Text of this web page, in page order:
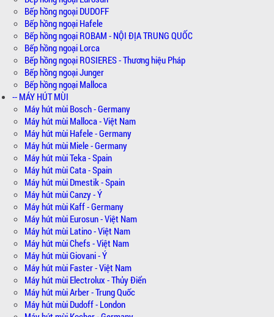
Bếp hồng ngoại DUDOFF
Bếp hồng ngoại Hafele
Bếp hồng ngoại ROBAM - NỘI ĐỊA TRUNG QUỐC
Bếp hồng ngoại Lorca
Bếp hồng ngoại ROSIERES - Thương hiệu Pháp
Bếp hồng ngoại Junger
Bếp hồng ngoại Malloca
-- MÁY HÚT MÙI
Máy hút mùi Bosch - Germany
Máy hút mùi Malloca - Việt Nam
Máy hút mùi Hafele - Germany
Máy hút mùi Miele - Germany
Máy hút mùi Teka - Spain
Máy hút mùi Cata - Spain
Máy hút mùi Dmestik - Spain
Máy hút mùi Canzy - Ý
Máy hút mùi Kaff - Germany
Máy hút mùi Eurosun - Việt Nam
Máy hút mùi Latino - Việt Nam
Máy hút mùi Chefs - Việt Nam
Máy hút mùi Giovani - Ý
Máy hút mùi Faster - Việt Nam
Máy hút mùi Electrolux - Thủy Điển
Máy hút mùi Arber - Trung Quốc
Máy hút mùi Dudoff - London